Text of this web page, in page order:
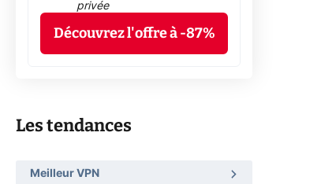
privée
Découvrez l'offre à -87%
Les tendances
Meilleur VPN